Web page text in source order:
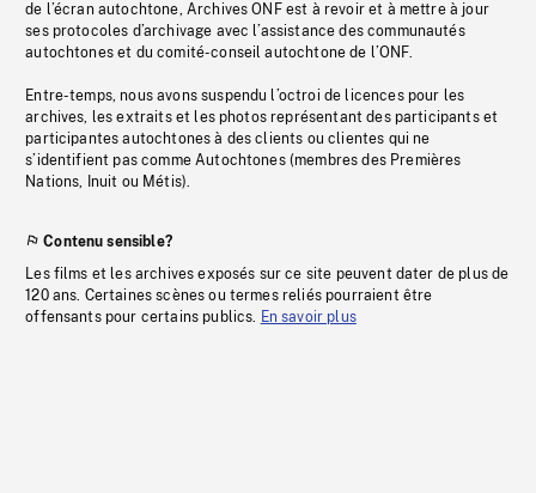
de l’écran autochtone, Archives ONF est à revoir et à mettre à jour
ses protocoles d’archivage avec l’assistance des communautés
autochtones et du comité-conseil autochtone de l’ONF.
Entre-temps, nous avons suspendu l’octroi de licences pour les
archives, les extraits et les photos représentant des participants et
participantes autochtones à des clients ou clientes qui ne
s’identifient pas comme Autochtones (membres des Premières
Nations, Inuit ou Métis).
Contenu sensible?
Les films et les archives exposés sur ce site peuvent dater de plus de
120 ans. Certaines scènes ou termes reliés pourraient être
offensants pour certains publics. En savoir plus